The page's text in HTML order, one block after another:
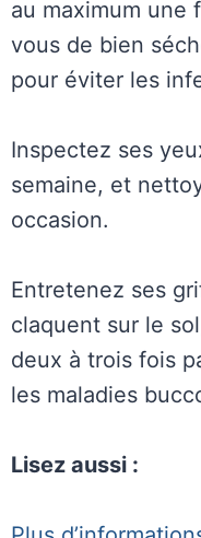
au maximum une
vous de bien
pour éviter les
Inspectez ses
semaine, et
occasion.
Entretenez ses
claquent sur le
deux à trois fois
les maladies
Lisez aussi :